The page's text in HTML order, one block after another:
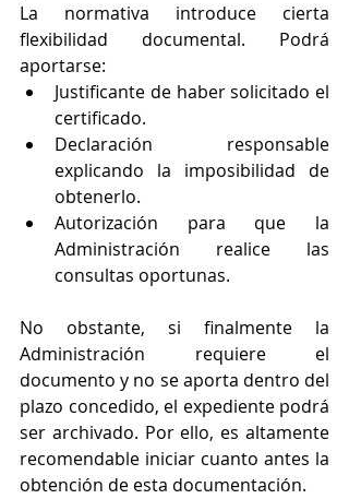
La normativa introduce cierta
flexibilidad documental. Podrá
aportarse:
Justificante de haber solicitado el
certificado.
Declaración responsable
explicando la imposibilidad de
obtenerlo.
Autorización para que la
Administración realice las
consultas oportunas.
No obstante, si finalmente la
Administración requiere el
documento y no se aporta dentro del
plazo concedido, el expediente podrá
ser archivado. Por ello, es altamente
recomendable iniciar cuanto antes la
obtención de esta documentación.